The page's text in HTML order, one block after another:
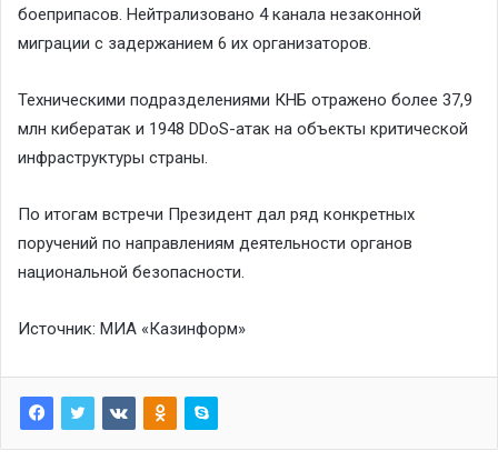
боеприпасов. Нейтрализовано 4 канала незаконной
миграции с задержанием 6 их организаторов.
Техническими подразделениями КНБ отражено более 37,9
млн кибератак и 1948 DDoS-атак на объекты критической
инфраструктуры страны.
По итогам встречи Президент дал ряд конкретных
поручений по направлениям деятельности органов
национальной безопасности.
Источник: МИА «Казинформ»